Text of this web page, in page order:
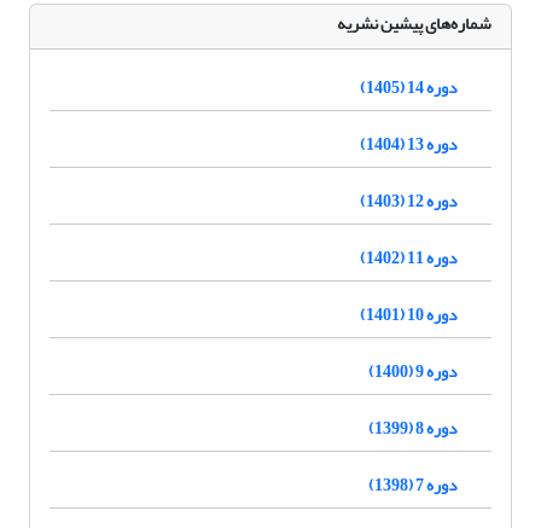
شماره‌های پیشین نشریه
دوره 14 (1405)
دوره 13 (1404)
دوره 12 (1403)
دوره 11 (1402)
دوره 10 (1401)
دوره 9 (1400)
دوره 8 (1399)
دوره 7 (1398)